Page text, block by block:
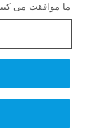
ما موافقت می